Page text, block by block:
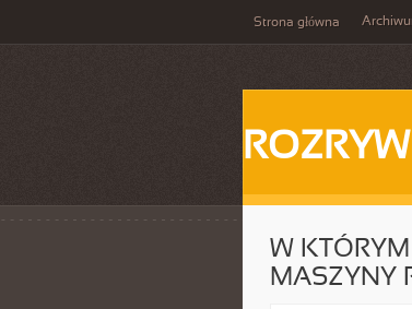
Strona główna
W
MASZYNY